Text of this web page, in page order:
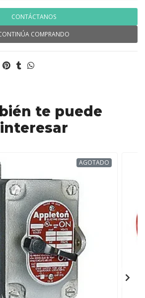
CONTÁCTANOS
COMPRANDO
te puede
interesar
AGOTADO